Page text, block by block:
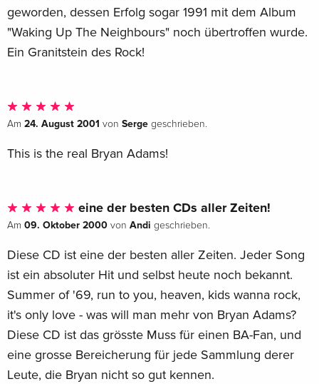
geworden, dessen Erfolg sogar 1991 mit dem Album
"Waking Up The Neighbours" noch übertroffen wurde.
Ein Granitstein des Rock!
Am 24. August 2001 von Serge geschrieben.
This is the real Bryan Adams!
eine der besten CDs aller Zeiten!
Am 09. Oktober 2000 von Andi geschrieben.
Diese CD ist eine der besten aller Zeiten. Jeder Song
ist ein absoluter Hit und selbst heute noch bekannt.
Summer of '69, run to you, heaven, kids wanna rock,
it's only love - was will man mehr von Bryan Adams?
Diese CD ist das grösste Muss für einen BA-Fan, und
eine grosse Bereicherung für jede Sammlung derer
Leute, die Bryan nicht so gut kennen.